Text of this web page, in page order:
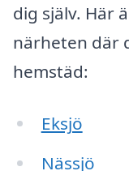
dig själv. Här
närheten där
hemstäd:
Eksjö
Nässjö